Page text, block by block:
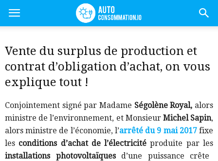
Vente du surplus de production et
contrat d’obligation d’achat, on vous
explique tout !
Conjointement signé par Madame Ségolène Royal, alors
ministre de l’environnement, et Monsieur Michel Sapin,
alors ministre de l’économie, l’arrêté du 9 mai 2017fixe
les conditions d’achat de l’électricitéproduite par les
installations photovoltaïques d’une puissance crête